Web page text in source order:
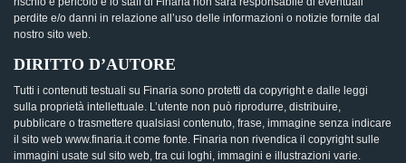
perdite e/o danni in relazione all’uso delle informazioni o notizie fornite dal
nostro sito web.
DIRITTO D’AUTORE
Tutti i contenuti testuali su Finaria sono protetti da copyright e dalle leggi
sulla proprietà intellettuale. L’utente non può riprodurre, distribuire,
pubblicare o trasmettere qualsiasi contenuto, frase, immagine senza indicare
il sito web www.finaria.it come fonte. Finaria non rivendica il copyright sulle
immagini usate sul sito web, tra cui loghi, immagini e illustrazioni varie.